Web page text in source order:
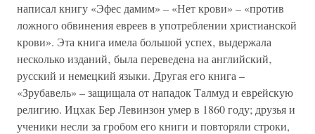
написал книгу «Эфес дамим» – «Нет крови» – «против
ложного обвинения евреев в употреблении христианской
крови». Эта книга имела большой успех‚ выдержала
несколько изданий‚ была переведена на английский‚
русский и немецкий языки. Другая его книга –
«Зрубавель» – защищала от нападок Талмуд и еврейскую
религию. Ицхак Бер Левинзон умер в 1860 году; друзья и
ученики несли за гробом его книги и повторяли строки,